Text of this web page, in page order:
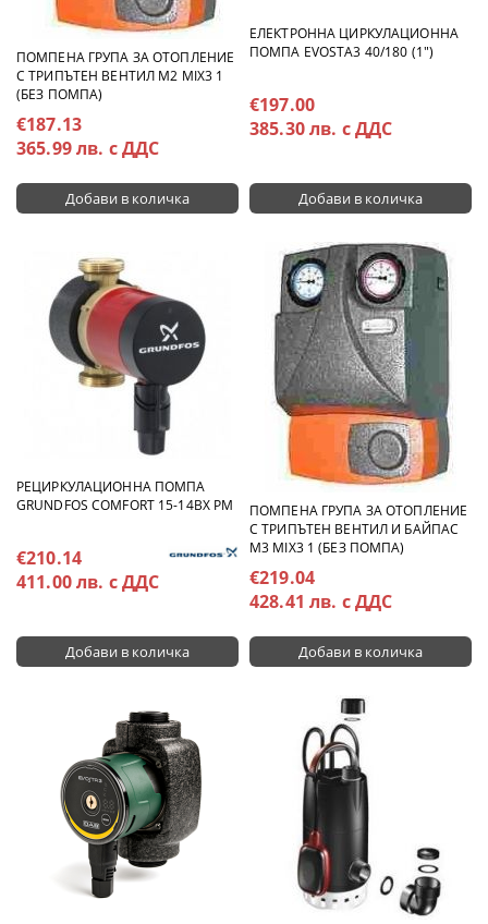
ПОМПЕНА ГРУПА ЗА ОТОПЛЕНИЕ
С ТРИПЪТЕН ВЕНТИЛ M2 MIX3 1
(БЕЗ ПОМПА)
€187.13
365.99 лв. с ДДС
ЕЛЕКТРОННА ЦИРКУЛАЦИОННА
ПОМПА EVOSTA3 40/180 (1")
€197.00
385.30 лв. с ДДС
РЕЦИРКУЛАЦИОННА ПОМПА
GRUNDFOS COMFORT 15-14BX PM
€210.14
411.00 лв. с ДДС
ПОМПЕНА ГРУПА ЗА ОТОПЛЕНИЕ
С ТРИПЪТЕН ВЕНТИЛ И БАЙПАС
M3 MIX3 1 (БЕЗ ПОМПА)
€219.04
428.41 лв. с ДДС